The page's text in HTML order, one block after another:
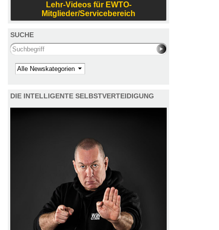
Lehr-Videos für EWTO-
Mitglieder/Servicebereich
SUCHE
Search this site
Kategorie
DIE INTELLIGENTE SELBSTVERTEIDIGUNG